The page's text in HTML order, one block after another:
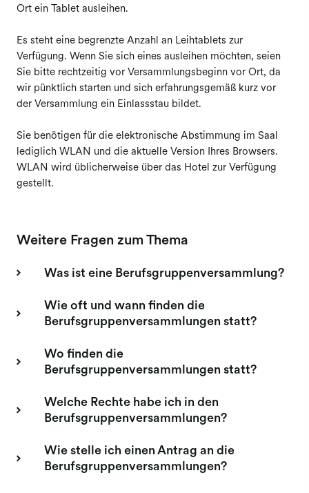
Ausschüttungen
Reproduktion Kunst
Fernsehausstrahlung Kunst
Folgerecht Kunst & Fotografie
Opt-out-Datenbank
Ort ein Tablet ausleihen.
Es steht eine begrenzte Anzahl an Leihtablets zur
Verfügung. Wenn Sie sich eines ausleihen möchten, seien
Sie bitte rechtzeitig vor Versammlungsbeginn vor Ort, da
wir pünktlich starten und sich erfahrungsgemäß kurz vor
der Versammlung ein Einlassstau bildet.
​​​​​​​Sie benötigen für die elektronische Abstimmung im Saal
lediglich WLAN und die aktuelle Version Ihres Browsers.
WLAN wird üblicherweise über das Hotel zur Verfügung
gestellt.
Weitere Fragen zum Thema
Was ist eine Berufsgruppenversammlung?
Wie oft und wann finden die
Berufsgruppenversammlungen statt?
Wo finden die
Berufsgruppenversammlungen statt?
Welche Rechte habe ich in den
Berufsgruppenversammlungen?
Wie stelle ich einen Antrag an die
Berufsgruppenversammlungen?